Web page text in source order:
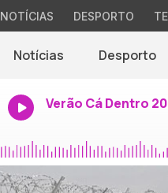
NOTÍCIAS DESPORTO
Notícias Desporto
Verão Cá Dentro